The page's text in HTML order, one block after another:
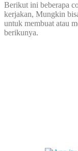
Berikut ini beberapa
kerjakan, Mungkin
untuk membuat atau
berikunya.